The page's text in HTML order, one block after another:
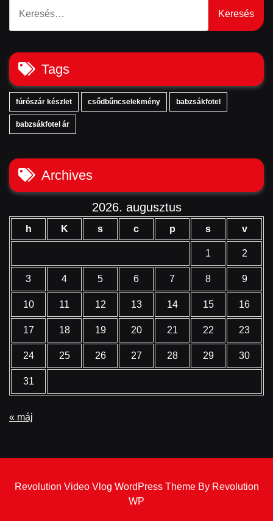
Tags
fúrószár készlet csődbűncselekmény babzsákfotel
babzsákfotel ár
Archives
2026. augusztus
h K s c p s v
1 2
3 4 5 6 7 8 9
10 11 12 13 14 15 16
17 18 19 20 21 22 23
24 25 26 27 28 29 30
31
« máj
Revolution Video Vlog WordPress Theme By Revolution
WP